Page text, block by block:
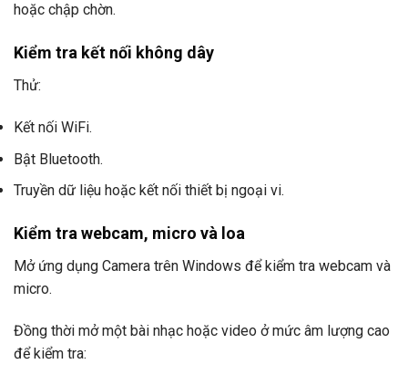
hoặc chập chờn.
Kiểm tra kết nối không dây
Thử:
Kết nối WiFi.
Bật Bluetooth.
Truyền dữ liệu hoặc kết nối thiết bị ngoại vi.
Kiểm tra webcam, micro và loa
Mở ứng dụng Camera trên Windows để kiểm tra webcam và
micro.
Đồng thời mở một bài nhạc hoặc video ở mức âm lượng cao
để kiểm tra: